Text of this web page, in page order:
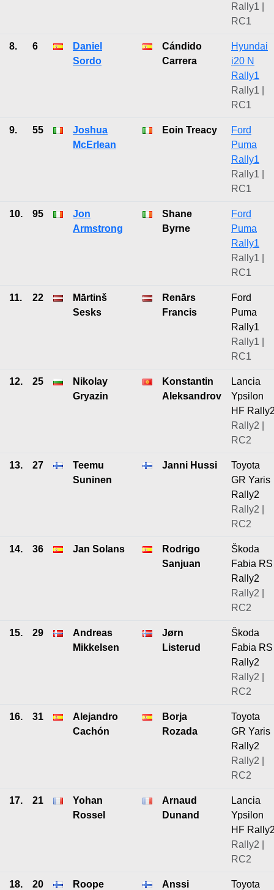
Rally1 |
RC1
8. 6
Daniel
Sordo
Cándido
Carrera
Hyundai
i20 N
Rally1
Rally1 |
RC1
9. 55
Joshua
McErlean
Eoin Treacy
Ford
Puma
Rally1
Rally1 |
RC1
10. 95
Jon
Armstrong
Shane
Byrne
Ford
Puma
Rally1
Rally1 |
RC1
11. 22
Mārtinš
Sesks
Renārs
Francis
Ford
Puma
Rally1
Rally1 |
RC1
12. 25
Nikolay
Gryazin
Konstantin
Aleksandrov
Lancia
Ypsilon
HF
Rally2 |
RC2
13. 27
Teemu
Suninen
Janni Hussi
Toyota
GR Yaris
Rally2
Rally2 |
RC2
14. 36 Jan Solans
Rodrigo
Sanjuan
Škoda
Fabia RS
Rally2
Rally2 |
RC2
15. 29
Andreas
Mikkelsen
Jørn
Listerud
Škoda
Fabia RS
Rally2
Rally2 |
RC2
16. 31
Alejandro
Cachón
Borja
Rozada
Toyota
GR Yaris
Rally2
Rally2 |
RC2
17. 21
Yohan
Rossel
Arnaud
Dunand
Lancia
Ypsilon
HF
Rally2 |
RC2
18. 20
Roope
Anssi
Toyota